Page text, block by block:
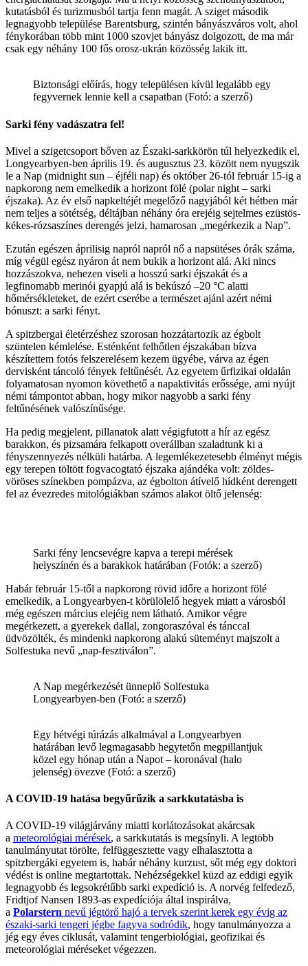
kutatásból és turizmusból tartja fenn magát. A sziget második
legnagyobb települése Barentsburg, szintén bányászváros volt, ahol
fénykorában több mint 1000 szovjet bányász dolgozott, de ma már
csak egy néhány 100 fős orosz-ukrán közösség lakik itt.
Biztonsági előírás, hogy településen kívül legalább egy
fegyvernek lennie kell a csapatban (Fotó: a szerző)
Sarki fény vadászatra fel!
Mivel a szigetcsoport bőven az Északi-sarkkörön túl helyezkedik el,
Longyearbyen-ben április 19. és augusztus 23. között nem nyugszik
le a Nap (midnight sun – éjféli nap) és október 26-tól február 15-ig a
napkorong nem emelkedik a horizont fölé (polar night – sarki
éjszaka). Az év első napkeltéjét megelőző nagyjából két hétben már
nem teljes a sötétség, déltájban néhány óra erejéig sejtelmes ezüstös-
kékes-rózsaszínes derengés jelzi, hamarosan „megérkezik a Nap”.
Ezután egészen áprilisig napról napról nő a napsütéses órák száma,
míg végül egész nyáron át nem bukik a horizont alá. Aki nincs
hozzászokva, nehezen viseli a hosszú sarki éjszakát és a
legfinomabb merinói gyapjú alá is bekúszó –20 °C alatti
hőmérsékleteket, de ezért cserébe a természet ajánl azért némi
bónuszt: a sarki fényt.
A spitzbergai életérzéshez szorosan hozzátartozik az égbolt
szüntelen kémlelése. Esténként felhőtlen éjszakában bízva
készítettem fotós felszerelésem kezem ügyébe, várva az égen
dervisként táncoló fények feltűnését. Az egyetem űrfizikai oldalán
folyamatosan nyomon követhető a napaktivitás erőssége, ami nyújt
némi támpontot abban, hogy mikor nagyobb a sarki fény
feltűnésének valószínűsége.
Ha pedig megjelent, pillanatok alatt végigfutott a hír az egész
barakkon, és pizsamára felkapott overállban szaladtunk ki a
fényszennyezés nélküli határba. A legemlékezetesebb élményt mégis
egy terepen töltött fogvacogtató éjszaka ajándéka volt: zöldes-
vöröses színekben pompázva, az égbolton átívelő hídként derengett
fel az évezredes mitológiákban számos alakot öltő jelenség:
Sarki fény lencsevégre kapva a terepi mérések
helyszínén és a barakkok határában (Fotók: a szerző)
Habár február 15-től a napkorong rövid időre a horizont fölé
emelkedik, a Longyearbyen-t körülölelő hegyek miatt a városból
még egészen március elejéig nem látható. Amikor végre
megérkezett, a gyerekek dallal, zongoraszóval és tánccal
üdvözölték, és mindenki napkorong alakú süteményt majszolt a
Solfestuka nevű „nap-fesztiválon”.
A Nap megérkezését ünneplő Solfestuka
Longyearbyen-ben (Fotó: a szerző)
Egy hétvégi túrázás alkalmával a Longyearbyen
határában levő legmagasabb hegytetőn megpillantjuk
közel egy hónap után a Napot – koronával (halo
jelenség) övezve (Fotó: a szerző)
A COVID-19 hatása begyűrűzik a sarkkutatásba is
A COVID-19 világjárvány miatti korlátozásokat akárcsak
a meteorológiai mérések, a sarkkutatás is megsínyli. A legtöbb
tanulmányutat törölte, felfüggesztette vagy elhalasztotta a
spitzbergáki egyetem is, habár néhány kurzust, sőt még egy doktori
védést is online megtartottak. Nehézségekkel küzd az eddigi egyik
legnagyobb és legsokrétűbb sarki expedíció is. A norvég felfedező,
Fridtjof Nansen 1893-as expedíciója által inspirálva,
a Polarstern nevű jégtörő hajó a tervek szerint kerek egy évig az
északi-sarki tengeri jégbe fagyva sodródik, hogy tanulmányozza a
jég egy éves ciklusát, valamint tengerbiológiai, geofizikai és
meteorológiai méréseket végezzen.